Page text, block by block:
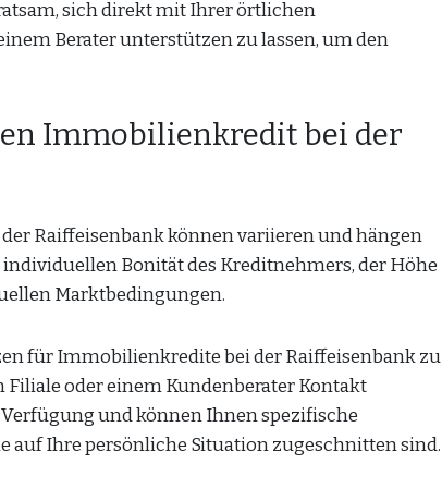
sich direkt mit Ihrer örtlichen
Berater unterstützen zu lassen, um den
Immobilienkredit bei der
Raiffeisenbank können variieren und hängen
Bonität des Kreditnehmers, der Höhe
Marktbedingungen.
für Immobilienkredite bei der Raiffeisenbank zu
oder einem Kundenberater Kontakt
und können Ihnen spezifische
auf Ihre persönliche Situation zugeschnitten sind.